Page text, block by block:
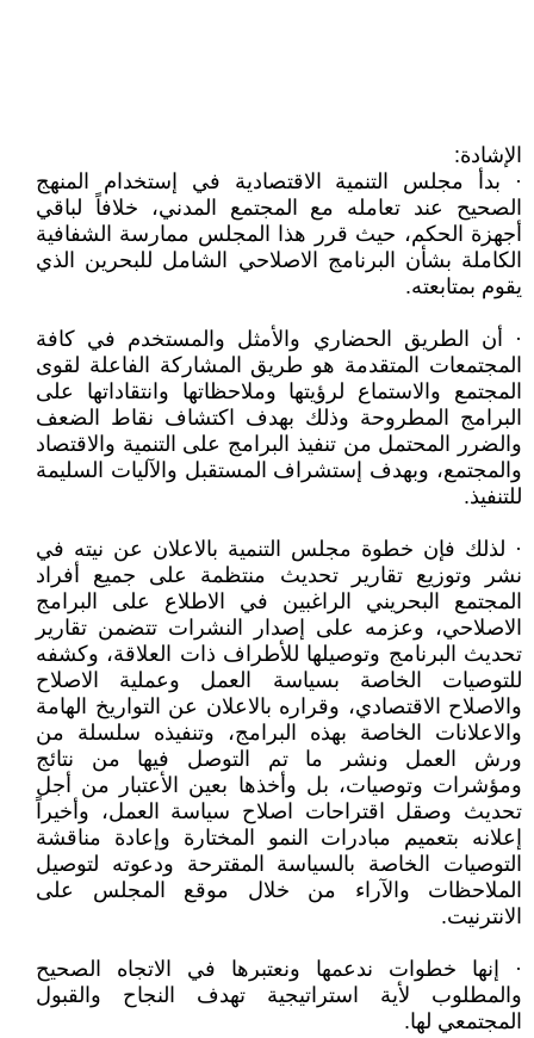
الإشادة:
· بدأ مجلس التنمية الاقتصادية في إستخدام المنهج
الصحيح عند تعامله مع المجتمع المدني، خلافاً لباقي
أجهزة الحكم، حيث قرر هذا المجلس ممارسة الشفافية
الكاملة بشأن البرنامج الاصلاحي الشامل للبحرين الذي
يقوم بمتابعته.
· أن الطريق الحضاري والأمثل والمستخدم في كافة
المجتمعات المتقدمة هو طريق المشاركة الفاعلة لقوى
المجتمع والاستماع لرؤيتها وملاحظاتها وانتقاداتها على
البرامج المطروحة وذلك بهدف اكتشاف نقاط الضعف
والضرر المحتمل من تنفيذ البرامج على التنمية والاقتصاد
والمجتمع، وبهدف إستشراف المستقبل والآليات السليمة
للتنفيذ.
· لذلك فإن خطوة مجلس التنمية بالاعلان عن نيته في
نشر وتوزيع تقارير تحديث منتظمة على جميع أفراد
المجتمع البحريني الراغبين في الاطلاع على البرامج
الاصلاحي، وعزمه على إصدار النشرات تتضمن تقارير
تحديث البرنامج وتوصيلها للأطراف ذات العلاقة، وكشفه
للتوصيات الخاصة بسياسة العمل وعملية الاصلاح
والاصلاح الاقتصادي، وقراره بالاعلان عن التواريخ الهامة
والاعلانات الخاصة بهذه البرامج، وتنفيذه سلسلة من
ورش العمل ونشر ما تم التوصل فيها من نتائج
ومؤشرات وتوصيات، بل وأخذها بعين الأعتبار من أجل
تحديث وصقل اقتراحات اصلاح سياسة العمل، وأخيراً
إعلانه بتعميم مبادرات النمو المختارة وإعادة مناقشة
التوصيات الخاصة بالسياسة المقترحة ودعوته لتوصيل
الملاحظات والآراء من خلال موقع المجلس على
الانترنيت.
· إنها خطوات ندعمها ونعتبرها في الاتجاه الصحيح
والمطلوب لأية استراتيجية تهدف النجاح والقبول
المجتمعي لها.